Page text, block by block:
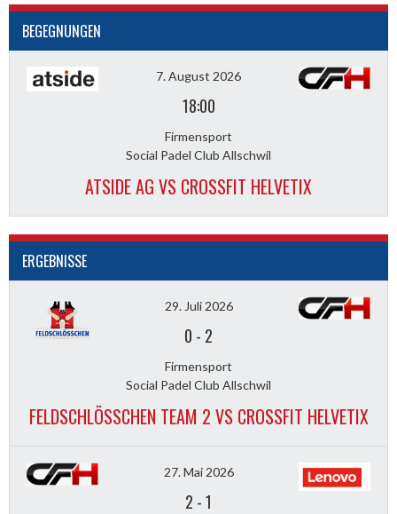
BEGEGNUNGEN
7. August 2026
18:00
Firmensport
Social Padel Club Allschwil
ATSIDE AG VS CROSSFIT HELVETIX
ERGEBNISSE
29. Juli 2026
0 - 2
Firmensport
Social Padel Club Allschwil
FELDSCHLÖSSCHEN TEAM 2 VS CROSSFIT HELVETIX
27. Mai 2026
2 -1